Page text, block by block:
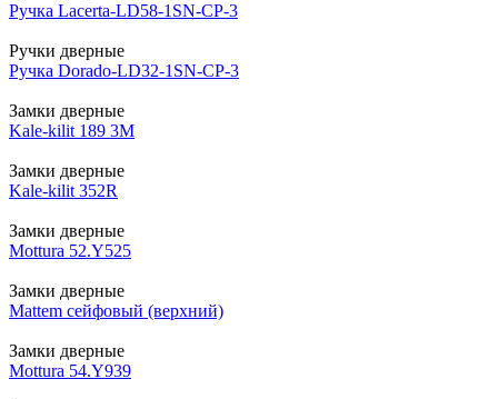
Ручка Lacerta-LD58-1SN-CP-3
Ручки дверные
Ручка Dorado-LD32-1SN-CP-3
Замки дверные
Kale-kilit 189 3M
Замки дверные
Kale-kilit 352R
Замки дверные
Mottura 52.Y525
Замки дверные
Mattem сейфовый (верхний)
Замки дверные
Mottura 54.Y939